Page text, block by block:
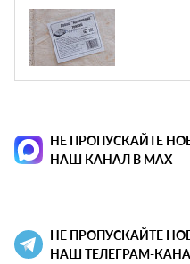
НЕ ПРОПУСКАЙТЕ
НАШ КАНАЛ В MAX
НЕ ПРОПУСКАЙТЕ
НАШ ТЕЛЕГРАМ-